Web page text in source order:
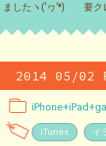
ましたヽ(‘ヮ’*)ゝ 要ク
2014 05/02
iTunes イ